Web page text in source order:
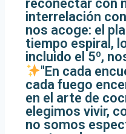
reconectar con
interrelación
nos acoge: el
tiempo espiral,
incluido el 5º,
"En cada
cada fuego
en el arte de
elegimos vivir,
no somos